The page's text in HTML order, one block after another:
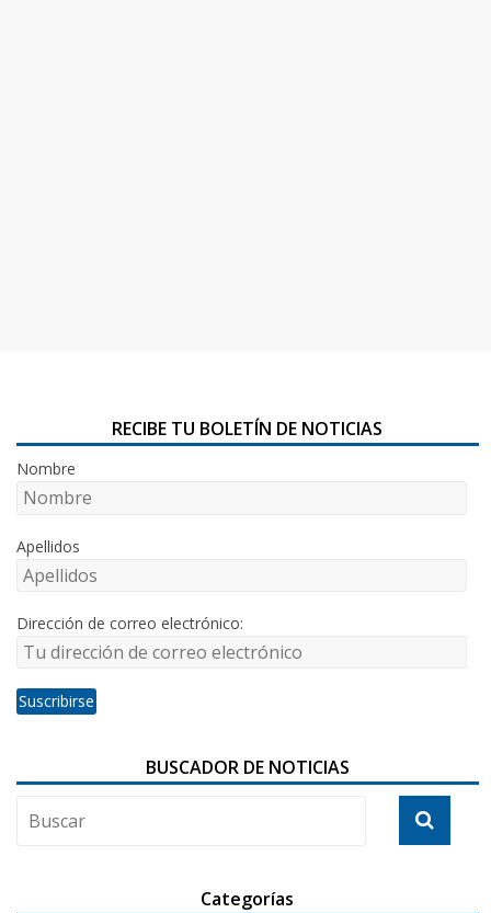
RECIBE TU BOLETÍN DE NOTICIAS
Nombre
Apellidos
Dirección de correo electrónico:
BUSCADOR DE NOTICIAS
Categorías